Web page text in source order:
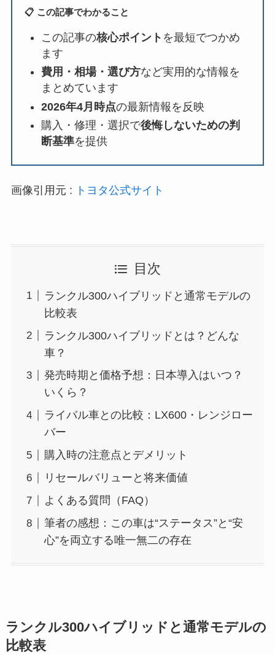
📋 この記事でわかること
この記事の核心ポイント を最短でつかめ
ます
費用・相場・選び方など実用的な情報を
まとめています
2026年4月時点の最新情報を反映
購入・修理・選択で後悔しないための判
断基準を提供
画像引用元 : トヨタ公式サイト
目次
ランクル300ハイブリッドと通常モデルの
比較表
ランクル300ハイブリッドとは？どんな
車？
発売時期と価格予想：日本導入はいつ？
いくら？
ライバル車との比較：LX600・レンジロー
バー
購入時の注意点とデメリット
リセールバリューと将来価値
よくある質問（FAQ）
筆者の感想：この車は“ステータス”と“安
心”を両立する唯一無二の存在
ランクル300ハイブリッドと通常モデルの
比較表